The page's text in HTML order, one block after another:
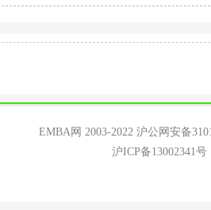
EMBA网 2003-2022 沪公网安备
沪ICP备13002341号